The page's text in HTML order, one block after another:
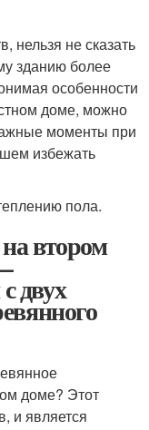
нельзя не сказать
зданию более
особенности
доме, можно
моменты при
избежать
пола.
втором
двух
доме? Этот
и является